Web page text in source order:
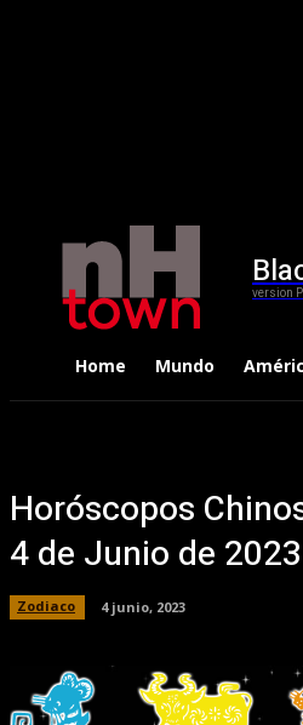
version
Home Mundo
Horóscopos
4 de Junio de 2023
Zodiaco 4 junio, 2023